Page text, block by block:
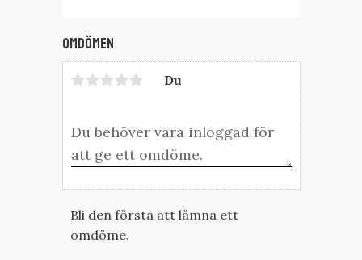
Omdömen
Du
Bli den första att lämna ett
omdöme.